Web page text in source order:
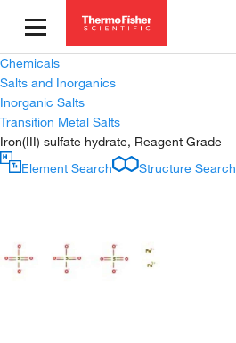
Chemicals
Salts and Inorganics
Inorganic Salts
Transition Metal Salts
Iron(III) sulfate hydrate, Reagent Grade
Element Search
Structure Search